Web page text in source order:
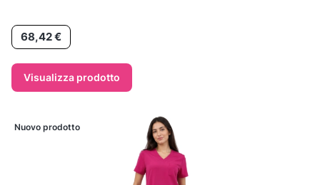
Prezzo
68,42 €
Visualizza prodotto
Nuovo prodotto